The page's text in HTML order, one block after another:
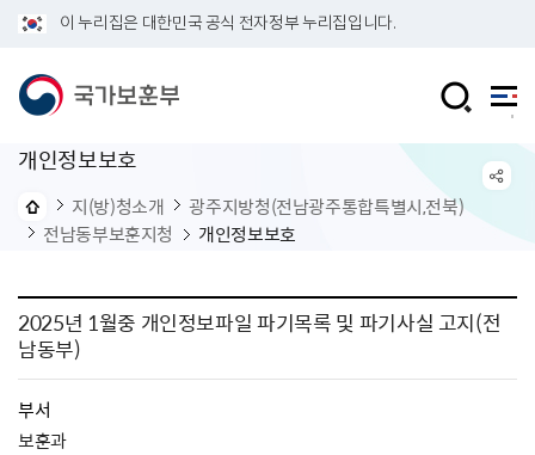
이 누리집은 대한민국 공식 전자정부 누리집입니다.
개인정보보호
지(방)청소개
광주지방청(전남광주통합특별시,전북)
전남동부보훈지청
개인정보보호
2025년 1월중 개인정보파일 파기목록 및 파기사실 고지(전
남동부)
부서
보훈과